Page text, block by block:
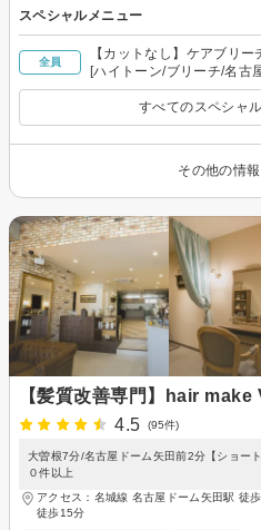
スペシャルメニュー
全員
【カットなし】ケアブリ
[ハイトーン/ブリーチ/名古
すべてのスペシャ
その他の情
【髪質改善専門】hair make
4.5
(95件)
大曽根7分/名古屋ドーム矢田前2分【ショー
０件以上
アクセス：名城線 名古屋ドーム矢田駅 徒
徒歩15分